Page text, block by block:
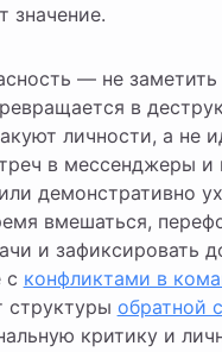
значение.
— не
в
личности, а не
в мессенджеры и
демонстративно
вмешаться,
и зафиксировать
с конфликтами в
структуры обратной
критику и